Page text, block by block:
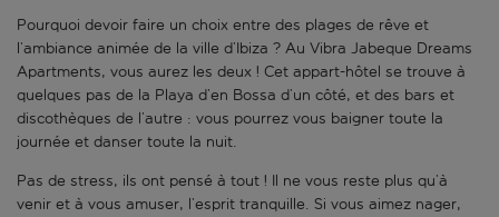
Pourquoi devoir faire un choix entre des plages de rêve et
l’ambiance animée de la ville d’Ibiza ? Au Vibra Jabeque Dreams
Apartments, vous aurez les deux ! Cet appart-hôtel se trouve à
quelques pas de la Playa d’en Bossa d’un côté, et des bars et
discothèques de l’autre : vous pourrez vous baigner toute la
journée et danser toute la nuit.
Pas de stress, ils ont pensé à tout ! Il ne vous reste plus qu’à
venir et à vous amuser, l’esprit tranquille. Si vous aimez nager,